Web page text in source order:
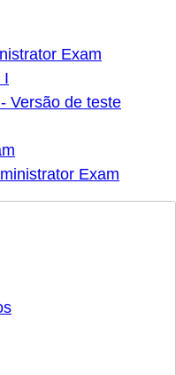
Exam
I
Versão de teste
Exam